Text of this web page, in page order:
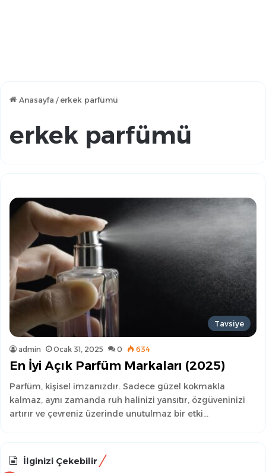
Anasayfa / erkek parfümü
erkek parfümü
Tavsiye
admin Ocak 31, 2025 0 634
En İyi Açık Parfüm Markaları (2025)
Parfüm, kişisel imzanızdır. Sadece güzel kokmakla
kalmaz, aynı zamanda ruh halinizi yansıtır, özgüveninizi
artırır ve çevreniz üzerinde unutulmaz bir etki…
İlginizi Çekebilir